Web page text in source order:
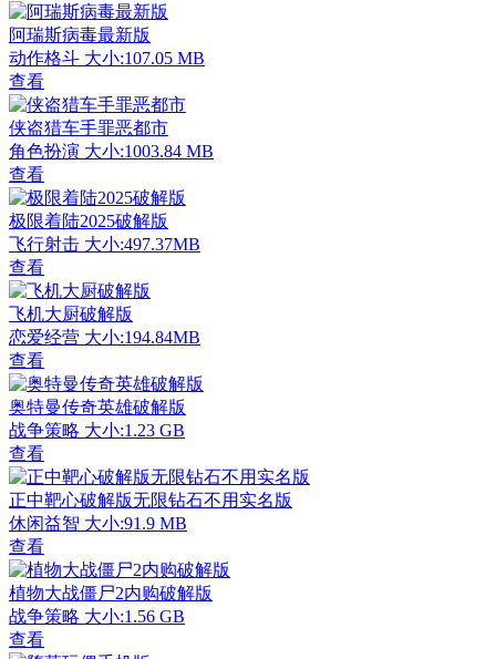
阿瑞斯病毒最新版
动作格斗 大小:107.05 MB
查看
侠盗猎车手罪恶都市
角色扮演 大小:1003.84 MB
查看
极限着陆2025破解版
飞行射击 大小:497.37MB
查看
飞机大厨破解版
恋爱经营 大小:194.84MB
查看
奥特曼传奇英雄破解版
战争策略 大小:1.23 GB
查看
正中靶心破解版无限钻石不用实名版
休闲益智 大小:91.9 MB
查看
植物大战僵尸2内购破解版
战争策略 大小:1.56 GB
查看